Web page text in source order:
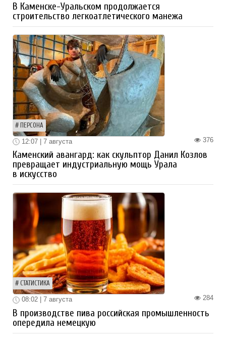
В Каменске-Уральском продолжается
строительство легкоатлетического манежа
ПЕРСОНА
376
12:07 | 7 августа
Каменский авангард: как скульптор Данил Козлов
превращает индустриальную мощь Урала
в искусство
СТАТИСТИКА
284
08:02 | 7 августа
В производстве пива российская промышленность
опередила немецкую